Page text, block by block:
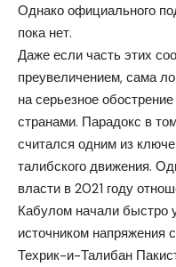
Однако официального
пока нет.
Даже если часть этих
преувеличением, сама
на серьезное
странами. Парадокс в
считался одним из
талибского движения.
власти в 2021 году
Кабулом начали быстро
источником напряжения
Техрик-и-Талибан